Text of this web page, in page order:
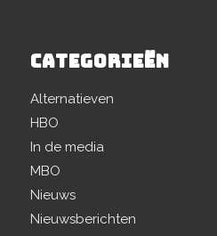
CATEGORIEËN
Alternatieven
HBO
In de media
MBO
Nieuws
Nieuwsberichten